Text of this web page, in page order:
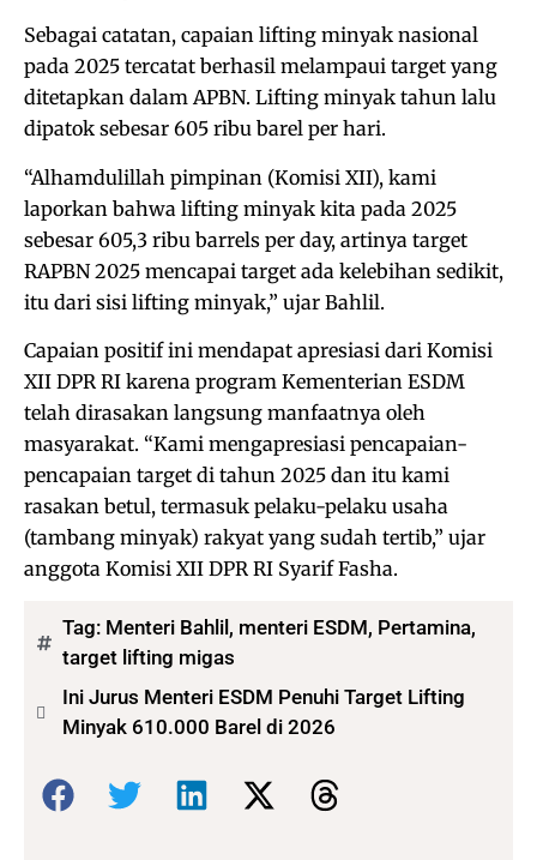
Sebagai catatan, capaian lifting minyak nasional
pada 2025 tercatat berhasil melampaui target yang
ditetapkan dalam APBN. Lifting minyak tahun lalu
dipatok sebesar 605 ribu barel per hari.
“Alhamdulillah pimpinan (Komisi XII), kami
laporkan bahwa lifting minyak kita pada 2025
sebesar 605,3 ribu barrels per day, artinya target
RAPBN 2025 mencapai target ada kelebihan sedikit,
itu dari sisi lifting minyak,” ujar Bahlil.
Capaian positif ini mendapat apresiasi dari Komisi
XII DPR RI karena program Kementerian ESDM
telah dirasakan langsung manfaatnya oleh
masyarakat. “Kami mengapresiasi pencapaian-
pencapaian target di tahun 2025 dan itu kami
rasakan betul, termasuk pelaku-pelaku usaha
(tambang minyak) rakyat yang sudah tertib,” ujar
anggota Komisi XII DPR RI Syarif Fasha.
Tag: Menteri Bahlil , menteri ESDM, Pertamina,
target lifting migas
Ini Jurus Menteri ESDM Penuhi Target Lifting
Minyak 610.000 Barel di 2026
Bagikan: